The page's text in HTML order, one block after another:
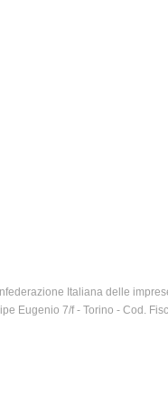
Italiana delle
Eugenio 7/f - Torino - Cod.